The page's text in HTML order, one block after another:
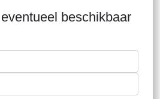
beschikbaar